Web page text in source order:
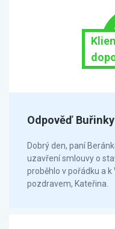
Odpověď Buřinky
Dobrý den, paní
uzavření smlouvy o
proběhlo v pořádku a k
pozdravem, Kateřina.